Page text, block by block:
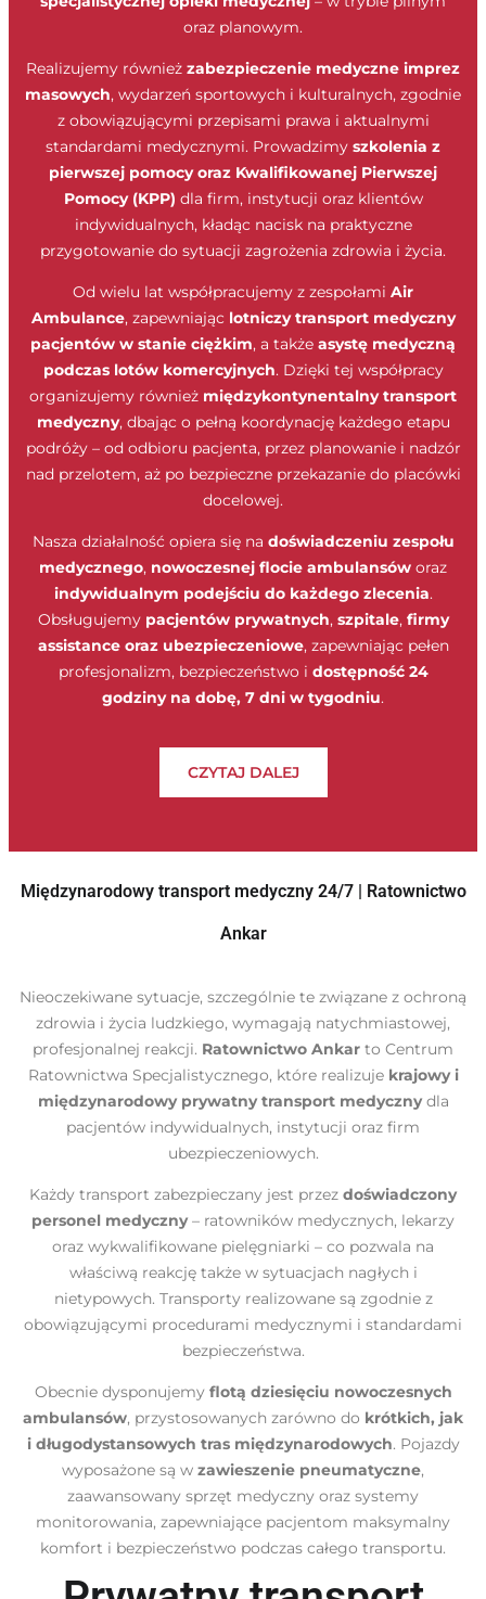
oraz planowym.
Realizujemy również zabezpieczenie medyczne imprez
masowych, wydarzeń sportowych i kulturalnych, zgodnie
z obowiązującymi przepisami prawa i aktualnymi
standardami medycznymi. Prowadzimy szkolenia z
pierwszej pomocy oraz Kwalifikowanej Pierwszej
Pomocy (KPP) dla firm, instytucji oraz klientów
indywidualnych, kładąc nacisk na praktyczne
przygotowanie do sytuacji zagrożenia zdrowia i życia.
Od wielu lat współpracujemy z zespołami Air
Ambulance, zapewniając lotniczy transport medyczny
pacjentów w stanie ciężkim, a także asystę medyczną
podczas lotów komercyjnych. Dzięki tej współpracy
organizujemy również międzykontynentalny transport
medyczny, dbając o pełną koordynację każdego etapu
podróży – od odbioru pacjenta, przez planowanie i nadzór
nad przelotem, aż po bezpieczne przekazanie do placówki
docelowej.
Nasza działalność opiera się na doświadczeniu zespołu
medycznego, nowoczesnej flocie ambulansów oraz
indywidualnym podejściu do każdego zlecenia.
Obsługujemy pacjentów prywatnych, szpitale, firmy
assistance oraz ubezpieczeniowe, zapewniając pełen
profesjonalizm, bezpieczeństwo i dostępność 24
godziny na dobę, 7 dni w tygodniu.
CZYTAJ DALEJ
Międzynarodowy transport medyczny 24/7 | Ratownictwo
Ankar
Nieoczekiwane sytuacje, szczególnie te związane z ochroną
zdrowia i życia ludzkiego, wymagają natychmiastowej,
profesjonalnej reakcji. Ratownictwo Ankar to Centrum
Ratownictwa Specjalistycznego, które realizuje krajowy i
międzynarodowy prywatny transport medycznydla
pacjentów indywidualnych, instytucji oraz firm
ubezpieczeniowych.
Każdy transport zabezpieczany jest przez doświadczony
personel medyczny– ratowników medycznych, lekarzy
oraz wykwalifikowane pielęgniarki – co pozwala na
właściwą reakcję także w sytuacjach nagłych i
nietypowych. Transporty realizowane są zgodnie z
obowiązującymi procedurami medycznymi i standardami
bezpieczeństwa.
Obecnie dysponujemy flotą dziesięciu nowoczesnych
ambulansów, przystosowanych zarówno do krótkich, jak
i długodystansowych tras międzynarodowych. Pojazdy
wyposażone są w zawieszenie pneumatyczne,
zaawansowany sprzęt medyczny oraz systemy
monitorowania, zapewniające pacjentom maksymalny
komfort i bezpieczeństwo podczas całego transportu.